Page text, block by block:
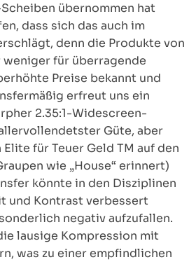
übernommen hat
dass sich das auch im
denn die Produkte von
für überragende
Preise bekannt und
erfreut uns ein
2.35:1-Widescreen-
Güte, aber
für Teuer Geld TM auf den
wie „House“ erinnert)
könnte in den Disziplinen
und Kontrast verbessert
negativ aufzufallen.
lausige Kompression mit
was zu einer empfindlichen